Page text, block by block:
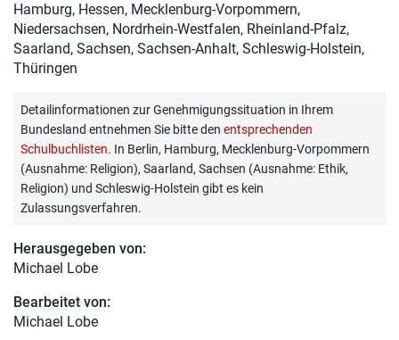
Hamburg, Hessen, Mecklenburg-Vorpommern,
Niedersachsen, Nordrhein-Westfalen, Rheinland-Pfalz,
Saarland, Sachsen, Sachsen-Anhalt, Schleswig-Holstein,
Thüringen
Detailinformationen zur Genehmigungssituation in Ihrem
Bundesland entnehmen Sie bitte den entsprechenden
Schulbuchlisten. In Berlin, Hamburg, Mecklenburg-Vorpommern
(Ausnahme: Religion), Saarland, Sachsen (Ausnahme: Ethik,
Religion) und Schleswig-Holstein gibt es kein
Zulassungsverfahren.
Herausgegeben von:
Michael Lobe
Bearbeitet von:
Michael Lobe